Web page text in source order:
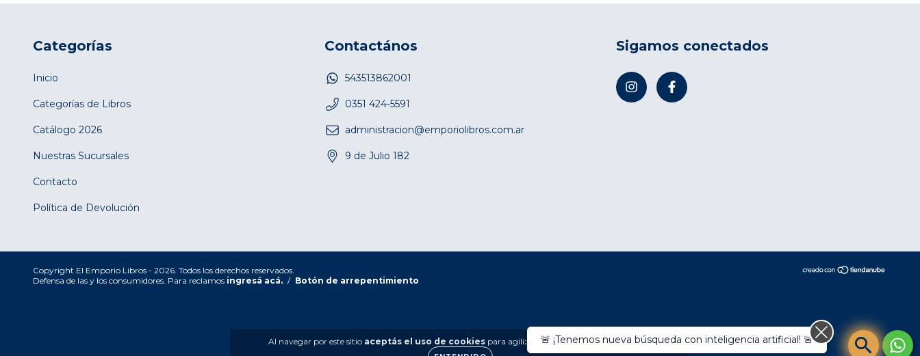
Al navegar por este sitio aceptás el uso de cookies para agilizar tu experiencia de compra.
Categorías
Inicio
Categorías de Libros
Catálogo 2026
Nuestras Sucursales
Contacto
Política de Devolución
Contactános
543513862001
0351 424-5591
administracion@emporiolibros.com.ar
9 de Julio 182
Sigamos conectados
Copyright El Emporio Libros - 2026. Todos los derechos reservados.
Defensa de las y los consumidores. Para reclamos ingresá acá. / Botón de arrepentimiento
🚨 ¡Tenemos nueva búsqueda con inteligencia artificial! 🚨